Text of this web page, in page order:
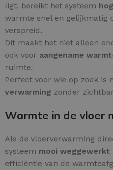
ligt, bereikt het systeem
warmte snel en gelijkmatig
verspreid.
Dit maakt het niet alleen
ook voor aangename
ruimte.
Perfect voor wie op zoek is
verwarming zonder
Warmte in de vloer
Als de vloerverwarming
systeem mooi weggewerkt
efficiëntie van de